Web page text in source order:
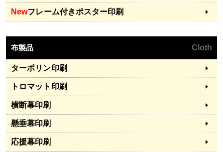
Newフレーム付きポスター印刷
布製品 Cloth
ターポリン印刷
トロマット印刷
横断幕印刷
懸垂幕印刷
応援幕印刷